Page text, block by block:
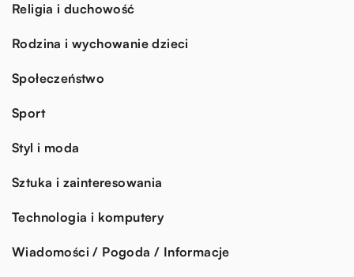
Religia i duchowość
Rodzina i wychowanie dzieci
Społeczeństwo
Sport
Styl i moda
Sztuka i zainteresowania
Technologia i komputery
Wiadomości / Pogoda / Informacje